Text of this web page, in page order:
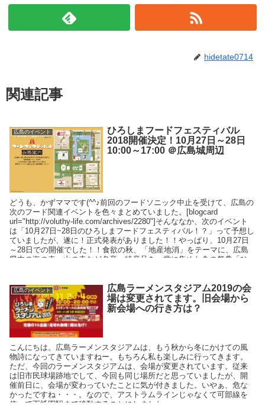
hidetate0714
関連記事
広島のイベント
ひろしまフードフェスティバル
2018開催決定！10月27日～28日
10:00～17:00 ＠広島城周辺
どうも、かずママです(^^♪前回のフードソニック中止を受けて、広島の
次のフード関連イベントを色々まとめていました。[blogcard
url="http://voluthy-life.com/archives/2280"]そんななか、次のイベント
は「10月27日~28日のひろしまフードフェスティバル！？」って予想し
ていましたが、遂に！正式発表がありました！！やっぱり、10月27日
～28日での開催でした！！食欲の秋、「地産地消」をテーマに、広島
県内の海の幸、山の幸など名産、特産品を一堂に集めた食の祭典「ひ
広島のイベント
広島ラーメンスタジアム2019の会
場は変更されてます。旧会場から
新会場への行き方は？
こんにちは。広島ラーメンスタジアムは、もう秋から冬にかけての風
物詩になってきていますねー。もちろん私も楽しみに行ってきます。
ただ、今回のラーメンスタジアムは、会場が変更されています。従来
は旧市民球場跡地でして、今回も同じ場所だと思っていましたが、開
催前日に、会場が変わっていたことに気が付きました。いやぁ、危な
かったですね・・・。なので、アストラムラインじゃなくて可部線を
使って下祗園駅まで移動することにしました。